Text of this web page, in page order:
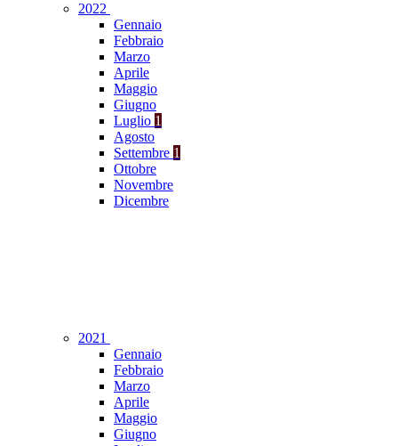
2022
Gennaio
Febbraio
Marzo
Aprile
Maggio
Giugno
Luglio 1
Agosto
Settembre 1
Ottobre
Novembre
Dicembre
2021
Gennaio
Febbraio
Marzo
Aprile
Maggio
Giugno